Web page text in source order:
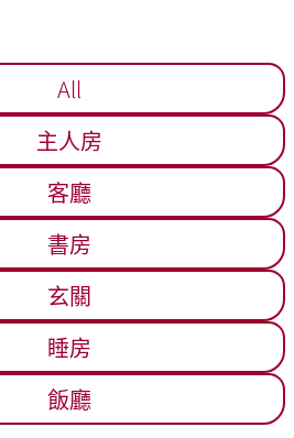
All
主人房
客廳
書房
玄關
睡房
飯廳